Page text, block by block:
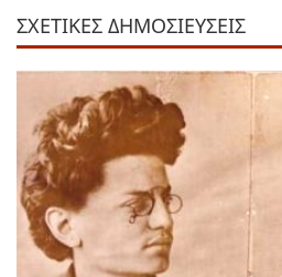
ΣΧΕΤΙΚΕΣ ΔΗΜΟΣΙΕΥΣΕΙΣ